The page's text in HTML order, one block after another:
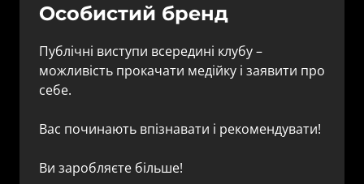
Особистий бренд
Публічні виступи всередині клубу –
можливість прокачати медійку і заявити про
себе.
Вас починають впізнавати і рекомендувати!
Ви заробляєте більше!